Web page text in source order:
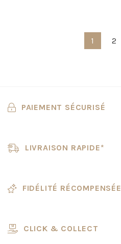
1 2
PAIEMENT SÉCURISÉ
LIVRAISON RAPIDE*
FIDÉLITÉ RÉCOMPENSÉE
CLICK & COLLECT